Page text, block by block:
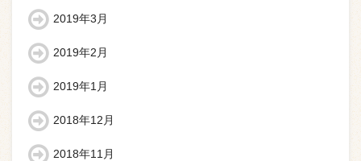
2019年3月
2019年2月
2019年1月
2018年12月
2018年11月